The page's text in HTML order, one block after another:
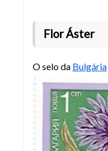
Flor Áster
O selo da Bulgária